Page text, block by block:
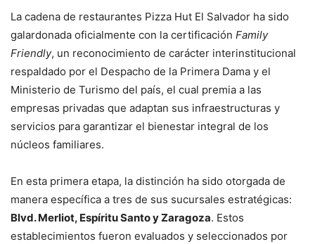
La cadena de restaurantes Pizza Hut El Salvador ha sido
galardonada oficialmente con la certificación Family
Friendly, un reconocimiento de carácter interinstitucional
respaldado por el Despacho de la Primera Dama y el
Ministerio de Turismo del país, el cual premia a las
empresas privadas que adaptan sus infraestructuras y
servicios para garantizar el bienestar integral de los
núcleos familiares.
En esta primera etapa, la distinción ha sido otorgada de
manera específica a tres de sus sucursales estratégicas:
Blvd. Merliot, Espíritu Santo y Zaragoza. Estos
establecimientos fueron evaluados y seleccionados por